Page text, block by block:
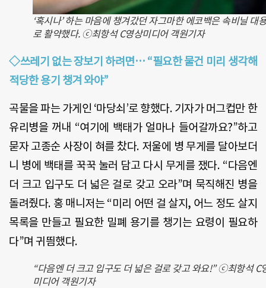
‘혹시나’ 하는 마음에 챙겨갔던 자그마한 에코백은 속비닐 대
로 활약했다. ⓒ최항석 C영상미디어 객원기자
◇쓰레기 없는 장보기 하려면… “필요한 물건 미리 생각해
적당한 용기 챙겨 와야”
곡물을 파는 가게인 ‘마당쇠 ’로 향했다. 기자가 머그컵만 한
유리병을 꺼내 “여기에 백태가 얼마나 들어갈까요?”하고
묻자 고종순 사장이 혀를 찼다. 저울에 병 무게를 달아보더
니 병에 백태를 꾹꾹 눌러 담고 다시 무게를 쟀다. “다음엔
더 크고 입구도 더 넓은 걸로 갖고 오라”며 묵직해진 병을
돌려줬다. 홍 매니저는 “미리 어떤 걸 살지 , 어느 정도 살지
목록을 만들고 필요한 밀폐 용기를 챙기는 요령이 필요하
다”며 귀띔했다.
“다음엔 더 크고 입구도 더 넓은 걸로 갖고 와요!” ⓒ최항석 C
미디어 객원기자